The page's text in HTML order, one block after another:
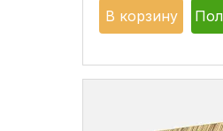
В корзину